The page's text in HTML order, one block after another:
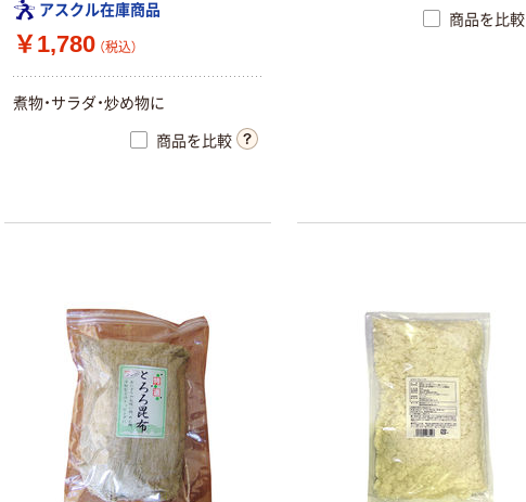
アスクル在庫商品
￥1,780 （税込）
煮物・サラダ・炒め物に
商品を比較
商品を比較
ースト イタリ
ア産 1セット（1
缶（850g）×3）
業務用 缶詰
カゴへ
オタフク お好み
ソース 2.1kg 3
個 オタフクソー
ス お好み焼き
業務用 大容量
プロ仕様 特大
￥2,994 （税込）
カゴへ